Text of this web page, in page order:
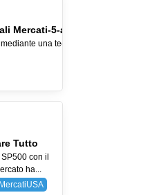
Mercati-5-ago-26
una tecnica
Tutto
con il
ha...